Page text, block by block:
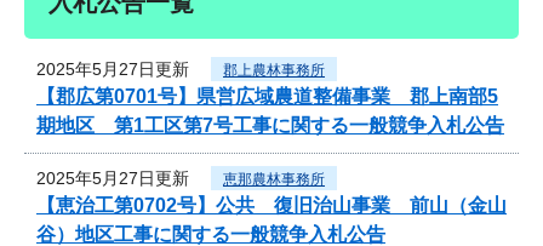
2025年5月27日更新 郡上農林事務所
【郡広第0701号】県営広域農道整備事業 郡上南部5
期地区 第1工区第7号工事に関する一般競争入札公告
2025年5月27日更新 恵那農林事務所
【恵治工第0702号】公共 復旧治山事業 前山（金山
谷）地区工事に関する一般競争入札公告